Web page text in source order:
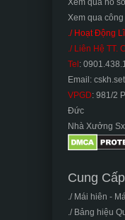
Xem qua hồ
Xem qua
./ Hoạt Động
./ Liên Hệ TT.
Tel :
Email:
VPGD: 981/2
Đức
Nhà Xưởng
Cung Cấp
./ Mái hiên -
./ Bảng hiệu